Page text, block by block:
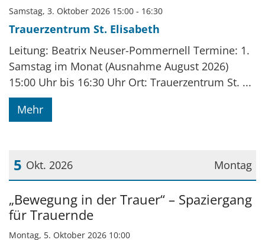
Samstag, 3. Oktober 2026 15:00 - 16:30
Trauerzentrum St. Elisabeth
Leitung: Beatrix Neuser-Pommernell Termine: 1.
Samstag im Monat (Ausnahme August 2026)
15:00 Uhr bis 16:30 Uhr Ort: Trauerzentrum St. ...
Mehr
Montag
5 Okt. 2026
Datum: 5. Oktober 2026
„Bewegung in der Trauer“ – Spaziergang
für Trauernde
Montag, 5. Oktober 2026 10:00